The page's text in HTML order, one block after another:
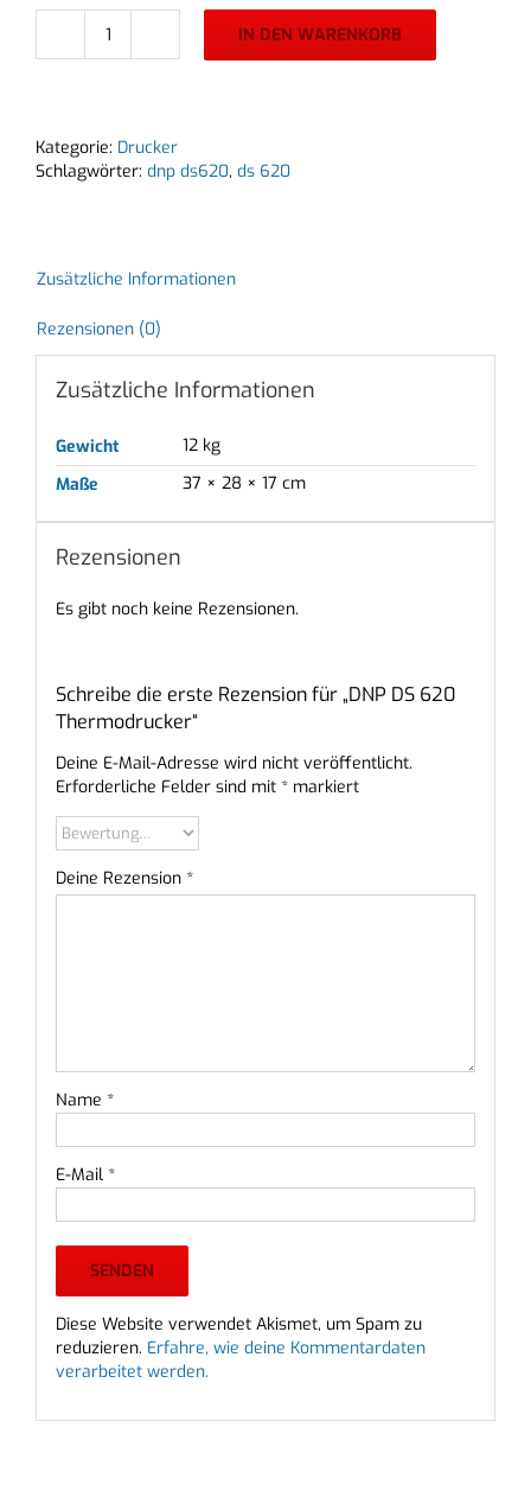
DNP
Menge
IN DEN WARENKORB
Kategorie: Drucker
Schlagwörter: dnp ds620, ds 620
Zusätzliche Informationen
Rezensionen (0)
Zusätzliche Informationen
Gewicht
12 kg
Maße
37 × 28 × 17 cm
Rezensionen
Es gibt noch keine Rezensionen.
Schreibe die erste Rezension für „DNP DS 620
Thermodrucker“
Deine E-Mail-Adresse wird nicht veröffentlicht.
Erforderliche Felder sind mit *markiert
Deine Rezension *
Name *
E-Mail *
Diese Website verwendet Akismet, um Spam zu
reduzieren. Erfahre, wie deine Kommentardaten
verarbeitet werden.